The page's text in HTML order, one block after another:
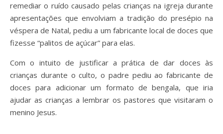
remediar o ruído causado pelas crianças na igreja durante
apresentações que envolviam a tradição do presépio na
véspera de Natal, pediu a um fabricante local de doces que
fizesse “palitos de açúcar” para elas.
Com o intuito de justificar a prática de dar doces às
crianças durante o culto, o padre pediu ao fabricante de
doces para adicionar um formato de bengala, que iria
ajudar as crianças a lembrar os pastores que visitaram o
menino Jesus.